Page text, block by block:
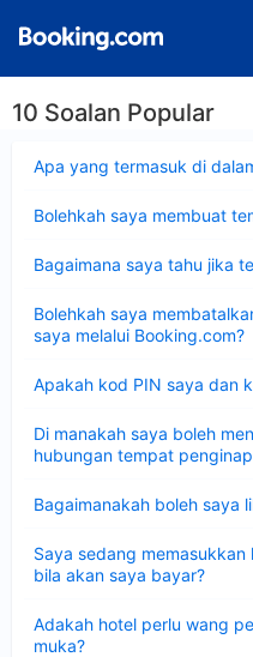
10 Soalan Popular
Apa yang termasuk di
Bolehkah saya membuat
Bagaimana saya tahu jika
Bolehkah saya
saya melalui Booking.com?
Apakah kod PIN saya dan
Di manakah saya boleh
hubungan tempat
Bagaimanakah boleh saya
Saya sedang
bila akan saya bayar?
Adakah hotel perlu wang
muka?